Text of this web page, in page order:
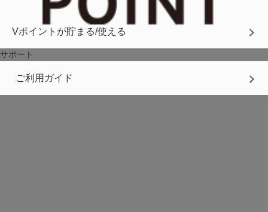
Vポイントが貯まる/使える
サポート
ご利用ガイド